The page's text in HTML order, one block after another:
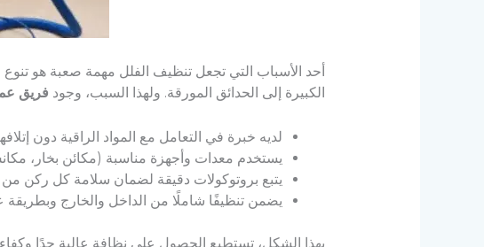
أحد الأسباب التي تجعل تنظيف الفلل مهمة صعبة هو تنوع
الكبيرة إلى الحدائق المورقة. ولهذا السبب، وجود فريق
لديه خبرة في التعامل مع المواد الراقية دون
يستخدم معدات وأجهزة مناسبة (مكائن بخار،
يتبع بروتوكولات دقيقة لضمان سلامة كل ركن من
يضمن تنظيفًا شاملًا من الداخل والخارج وبطريقة
بهذا الشكل، تستطيع الحصول على نظافة عالية جدًا